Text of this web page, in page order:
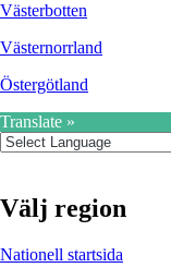
Västerbotten
Västernorrland
Östergötland
Translate »
Välj region
Nationell startsida